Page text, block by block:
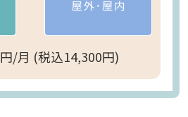
円/月 (税込14,300円)